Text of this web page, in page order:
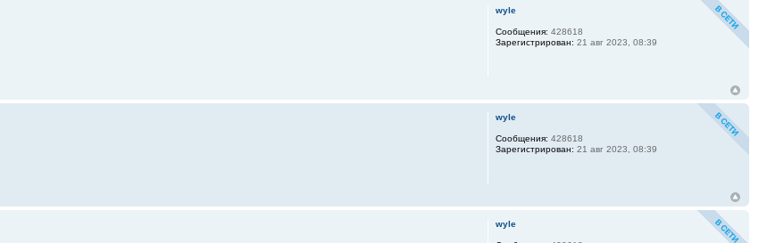
wyle
Сообщения: 428618
Зарегистрирован: 21 авг 2023, 08:39
wyle
Сообщения: 428618
Зарегистрирован: 21 авг 2023, 08:39
wyle